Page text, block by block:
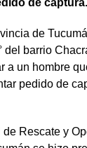
de
del barrio
a un hombre
pedido de
Rescate y